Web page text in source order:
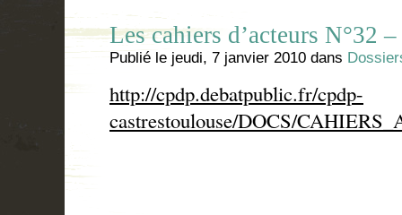
Les cahiers d’acteurs N°32
Publié le jeudi, 7 janvier 2010 dans
http://cpdp.debatpublic.fr/cpdp-
castrestoulouse/DOCS/